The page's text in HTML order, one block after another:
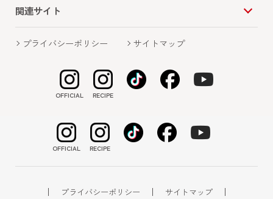
TOPお知らせ
レシピ６選 ～おもちを食べて楽しいお正月を過ごそう～
OFFICIAL RECIPE
プライバシーポリシー サイトマップ
関連サイト
プライバシーポリシー サイトマップ
OFFICIAL RECIPE